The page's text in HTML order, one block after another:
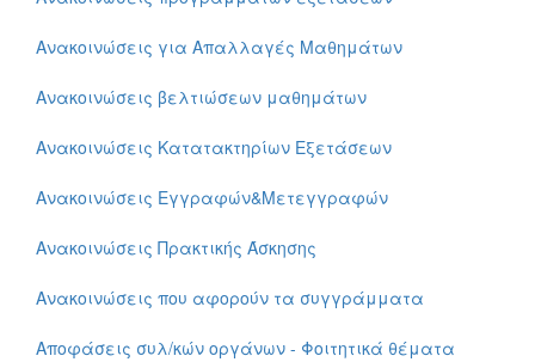
Ανακοινώσεις για Απαλλαγές Μαθημάτων
Ανακοινώσεις βελτιώσεων μαθημάτων
Ανακοινώσεις Κατατακτηρίων Εξετάσεων
Ανακοινώσεις Εγγραφών&Μετεγγραφών
Ανακοινώσεις Πρακτικής Άσκησης
Ανακοινώσεις που αφορούν τα συγγράμματα
Αποφάσεις συλ/κών οργάνων - Φοιτητικά θέματα